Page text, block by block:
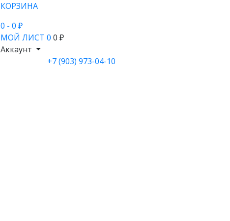
КОРЗИНА
0 - 0 ₽
МОЙ ЛИСТ 0 0 ₽
Аккаунт
+7 (903) 973-04-10